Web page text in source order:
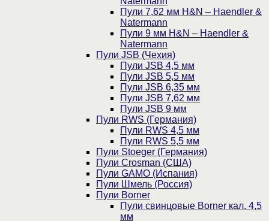
Пули 7,62 мм H&N – Haendler &
Natermann
Пули 9 мм H&N – Haendler &
Natermann
Пули JSB (Чехия)
Пули JSB 4,5 мм
Пули JSB 5,5 мм
Пули JSB 6,35 мм
Пули JSB 7,62 мм
Пули JSB 9 мм
Пули RWS (Германия)
Пули RWS 4,5 мм
Пули RWS 5,5 мм
Пули Stoeger (Германия)
Пули Crosman (США)
Пули GAMO (Испания)
Пули Шмель (Россия)
Пули Borner
Пули свинцовые Borner кал. 4,5
мм